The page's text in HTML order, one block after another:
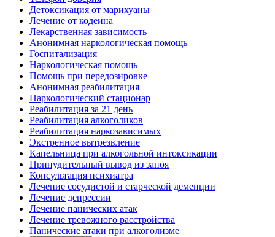
Детоксикация от марихуаны
Лечение от кодеина
Лекарственная зависимость
Анонимная наркологическая помощь
Госпитализация
Наркологическая помощь
Помощь при передозировке
Анонимная реабилитация
Наркологический стационар
Реабилитация за 21 день
Реабилитация алкоголиков
Реабилитация наркозависимых
Экстренное вытрезвление
Капельница при алкогольной интоксикации
Принудительный вывод из запоя
Консультация психиатра
Лечение сосудистой и старческой деменции
Лечение депрессии
Лечение панических атак
Лечение тревожного расстройства
Панические атаки при алкоголизме